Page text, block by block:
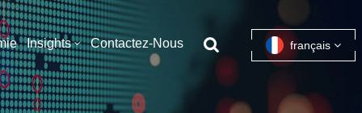
français
Insights Contactez-Nous